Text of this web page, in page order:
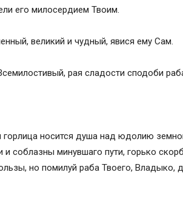
в социальных сетях:
усопших
его милосердием Твоим.
великий и чудный, явися ему Сам.
рая сладости сподоби
горлица носится душа над юдолию
и соблазны минувшаго пути, горько
но помилуй раба Твоего, Владыко,